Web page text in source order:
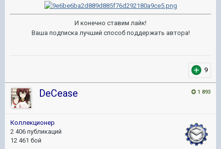
И конечно ставим лайк!
Ваша подписка лучший способ поддержать автора!
9
1 893
DeCease
Коллекционер
2 406 публикаций
12 461 бой